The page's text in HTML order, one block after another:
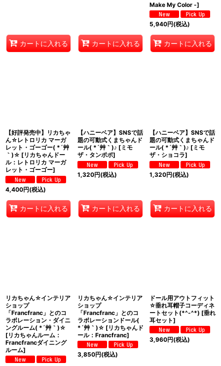
カートに入れる カートに入れる
Make My Color -]
5,940円(税込)
カートに入れる
【好評発売中】リカちゃ
ん☆レトロリカ マーガ
レット・ゴーゴー( *´艸
｀)☆ [リカちゃんドー
ル：レトロリカ マーガ
レット・ゴーゴー]
4,400円(税込)
カートに入れる
【ハニーベア】SNSで話
題の可動式くまちゃんド
ール( *´艸｀)♪ [ミモ
ザ・タンポポ]
1,320円(税込)
カートに入れる
【ハニーベア】SNSで話
題の可動式くまちゃんド
ール( *´艸｀)♪ [ミモ
ザ・ショコラ]
1,320円(税込)
カートに入れる
リカちゃん☆インテリア
ショップ
「Francfranc」とのコ
ラボレーション・ダイニ
ングルーム( *´艸｀)☆
[リカちゃんルーム：
Francfrancダイニング
ルーム]
リカちゃん☆インテリア
ショップ
「Francfranc」とのコ
ラボレーションドール(
*´艸｀)☆ [リカちゃんド
ール：Francfranc]
3,850円(税込)
ドール用アウトフィット
☆垂れ耳帽子コーディネ
ートセット(*^-^*) [垂れ
耳セット]
3,960円(税込)